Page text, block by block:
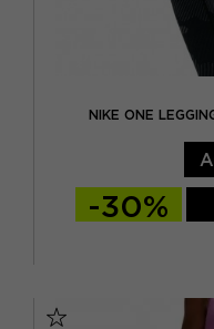
NIKE ONE
-30%